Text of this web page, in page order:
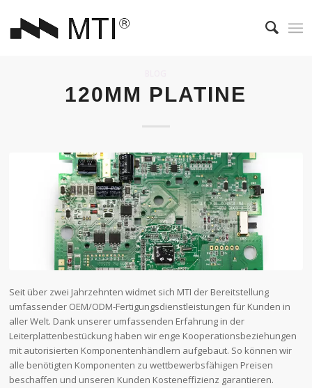
120MM PLATINE
Seit über zwei Jahrzehnten widmet sich MTI der Bereitstellung
umfassender OEM/ODM-Fertigungsdienstleistungen für Kunden in
aller Welt. Dank unserer umfassenden Erfahrung in der
Leiterplattenbestückung haben wir enge Kooperationsbeziehungen
mit autorisierten Komponentenhändlern aufgebaut. So können wir
alle benötigten Komponenten zu wettbewerbsfähigen Preisen
beschaffen und unseren Kunden Kosteneffizienz garantieren.